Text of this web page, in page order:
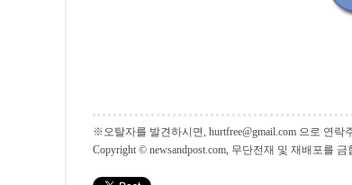
※오탈자를 발견하시면, hurtfree@gmail.com 으로 연
Copyright © newsandpost.com, 무단전재 및 재배포를